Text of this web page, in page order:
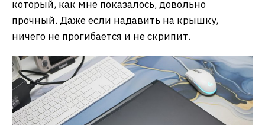
который, как мне показалось, довольно
прочный. Даже если надавить на крышку,
ничего не прогибается и не скрипит.